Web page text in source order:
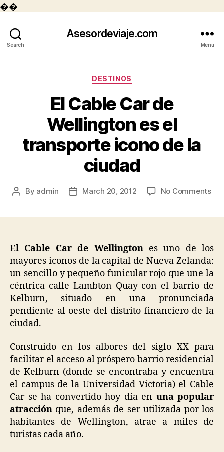
��
Search
Asesordeviaje.com
Menu
Categories
DESTINOS
El Cable Car de
Wellington es el
transporte icono de la
ciudad
Post
By admin
PostMarch 20, 2012 No Commentson
es
de
la
El Cable Car de Wellingtones uno de los
mayores iconos de la capital de Nueva Zelanda:
un sencillo y pequeño funicular rojo que une la
céntrica calle Lambton Quay con el barrio de
Kelburn, situado en una pronunciada
pendiente al oeste del distrito financiero de la
ciudad.
Construido en los albores del siglo XX para
facilitar el acceso al próspero barrio residencial
de Kelburn (donde se encontraba y encuentra
el campus de la Universidad Victoria) el Cable
Car se ha convertido hoy día en una popular
atracción que, además de ser utilizada por los
habitantes de Wellington, atrae a miles de
turistas cada año.